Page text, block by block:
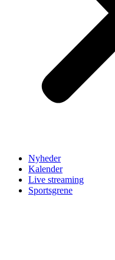
Nyheder
Kalender
Live streaming
Sportsgrene